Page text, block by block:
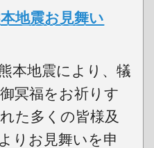
地震お見舞い
本地震により、犠
冥福をお祈りす
た多くの皆様及
りお見舞いを申